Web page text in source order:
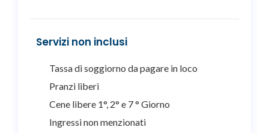
Servizi non inclusi
Tassa di soggiorno da pagare in loco
Pranzi liberi
Cene libere 1°, 2° e 7 ° Giorno
Ingressi non menzionati